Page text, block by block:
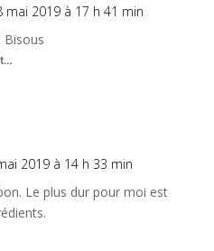
mai 2019 à 17 h 41 min
Bisous
2019 à 14 h 33 min
Le plus dur pour moi est